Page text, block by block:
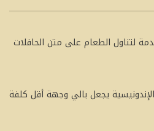
لتناول الطعام على متن الحافلات
يجعل بالي وجهة أقل كلفة